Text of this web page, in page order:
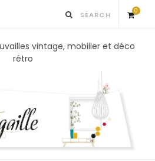
0
S
p
vintage, mobilier et déco
rétro